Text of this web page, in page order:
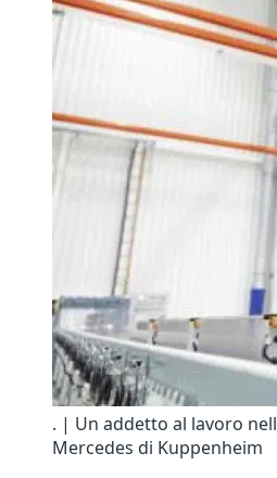
. | Un addetto al lavoro
Mercedes di Kuppenheim